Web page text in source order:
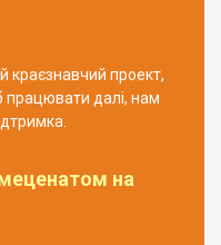
краєзнавчий проект,
працювати далі, нам
на